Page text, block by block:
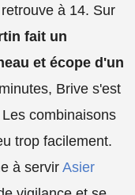
à 14. Sur
fait un
et écope d'un
Brive s'est
combinaisons
trop facilement.
à servir Asier